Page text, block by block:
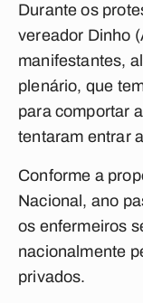
Durante os
vereador Dinho
manifestantes,
plenário, que
para comportar
tentaram entrar
Conforme a
Nacional, ano
os enfermeiros
nacionalmente
privados.